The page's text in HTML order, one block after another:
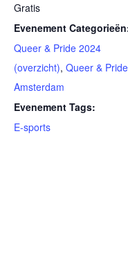
Gratis
Evenement
Queer & Pride 2024
(overzicht), Queer & Pride
Amsterdam
Evenement Tags:
E-sports